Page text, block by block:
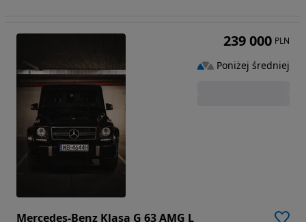
Mercedes-Benz Klasa G 63 AMG L
239 000 PLN
Poniżej średniej